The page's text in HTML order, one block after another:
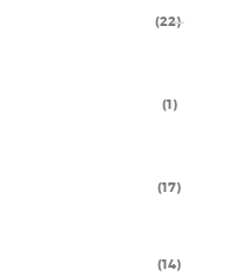
(22)
(1)
(17)
(14)